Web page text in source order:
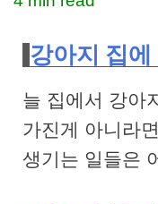
기강아지 집에
늘 집에서 강아
가진게 아니라
생기는 일들은